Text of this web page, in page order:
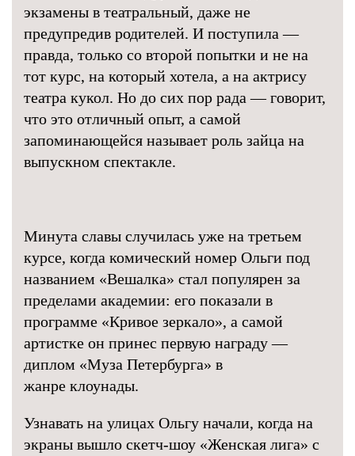
экзамены в театральный, даже не
предупредив родителей. И поступила —
правда, только со второй попытки и не на
тот курс, на который хотела, а на актрису
театра кукол. Но до сих пор рада — говорит,
что это отличный опыт, а самой
запоминающейся называет роль зайца на
выпускном спектакле.
Минута славы случилась уже на третьем
курсе, когда комический номер Ольги под
названием «Вешалка» стал популярен за
пределами академии: его показали в
программе «Кривое зеркало», а самой
артистке он принес первую награду —
диплом «Муза Петербурга» в
жанре клоунады.
Узнавать на улицах Ольгу начали, когда на
экраны вышло скетч-шоу «Женская лига» с